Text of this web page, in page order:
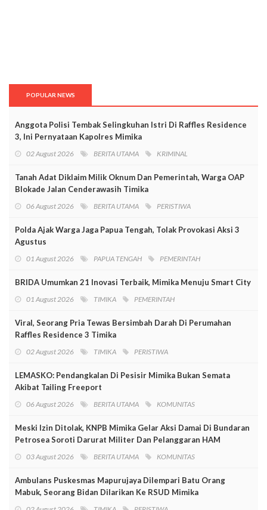
POPULAR NEWS
Anggota Polisi Tembak Selingkuhan Istri Di Raffles Residence
3, Ini Pernyataan Kapolres Mimika
02 August 2026 BERITA UTAMA KRIMINAL
Tanah Adat Diklaim Milik Oknum Dan Pemerintah, Warga OAP
Blokade Jalan Cenderawasih Timika
06 August 2026 BERITA UTAMA PERISTIWA
Polda Ajak Warga Jaga Papua Tengah, Tolak Provokasi Aksi 3
Agustus
01 August 2026 PAPUA TENGAH PEMERINTAH
BRIDA Umumkan 21 Inovasi Terbaik, Mimika Menuju Smart City
01 August 2026 TIMIKA PEMERINTAH
Viral, Seorang Pria Tewas Bersimbah Darah Di Perumahan
Raffles Residence 3 Timika
02 August 2026 TIMIKA PERISTIWA
LEMASKO: Pendangkalan Di Pesisir Mimika Bukan Semata
Akibat Tailing Freeport
06 August 2026 BERITA UTAMA KOMUNITAS
Meski Izin Ditolak, KNPB Mimika Gelar Aksi Damai Di Bundaran
Petrosea Soroti Darurat Militer Dan Pelanggaran HAM
03 August 2026 BERITA UTAMA KOMUNITAS
Ambulans Puskesmas Mapurujaya Dilempari Batu Orang
Mabuk, Seorang Bidan Dilarikan Ke RSUD Mimika